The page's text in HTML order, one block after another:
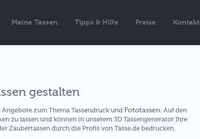
Meine Tassen Tipps & Hilfe Preise Kontakt
gestalten
zum Thema Tassendruck und Fototassen. Auf den
zu lassen und können in unserem 3D Tassengenerator Ihre
Zaubertassen durch die Profis von Tasse.de bedrucken.